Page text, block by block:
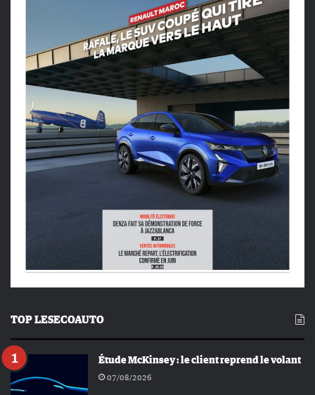
TOP LESECOAUTO
Étude McKinsey : le client reprend le volant
07/08/2026